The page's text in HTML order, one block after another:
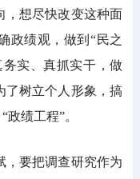
，想尽快改变这种面
政绩观，做到“民之
实、真抓实干，做
了树立个人形象，搞
绩工程”。
要把调查研究作为